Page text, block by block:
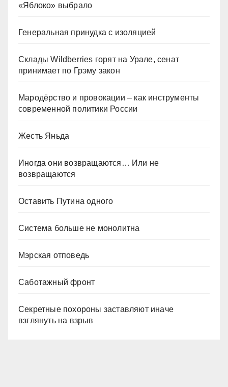
«Яблоко» выбрало
Генеральная принудка с изоляцией
Склады Wildberries горят на Урале, сенат
принимает по Грэму закон
Мародёрство и провокации – как инструменты
современной политики России
Жесть Яньда
Иногда они возвращаются… Или не
возвращаются
Оставить Путина одного
Система больше не монолитна
Мэрская отповедь
Саботажный фронт
Секретные похороны заставляют иначе
взглянуть на взрыв